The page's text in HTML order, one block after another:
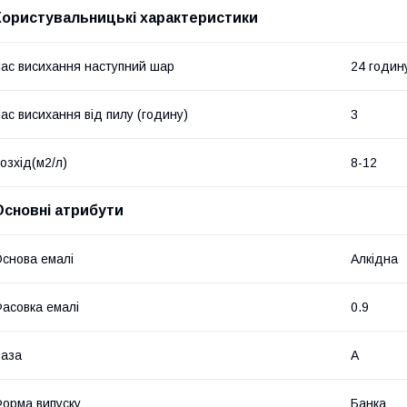
характеристики
висихання наступний шар 24
висихання від пилу (годину) 3
л) 8-12
атрибути
емалі Алкідна
емалі 0.9
А
випуску Банка